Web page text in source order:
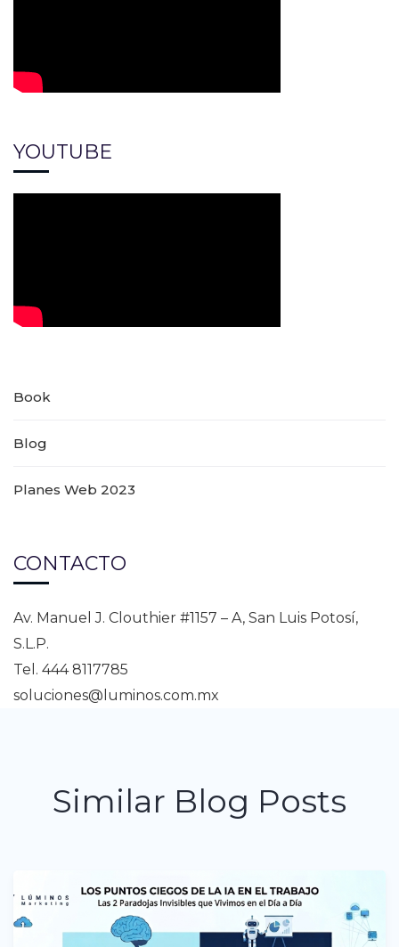
YOUTUBE
Book
Blog
Planes Web 2023
CONTACTO
Av. Manuel J. Clouthier #1157 – A, San Luis Potosí,
S.L.P.
Tel. 444 8117785
soluciones@luminos.com.mx
Similar Blog Posts